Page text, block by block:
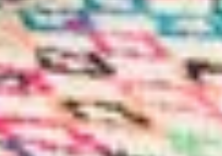
СПЕЦИАЛЬНЫЕ
ПРЕДЛОЖЕНИЯ
ПОДАРОЧНЫЕ
СЕРТИФИКАТЫ
ФОТОГАЛЕРЕЯ ЛЫЖНЫЙ МАГАЗИН
FRANÇAIS ENGLISH